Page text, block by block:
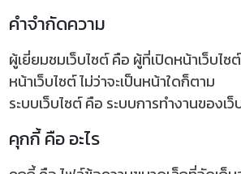
คำจำกัดความ
ผู้เยี่ยมชมเว็บไซต์ คือ ผู้ที่เปิดหน้าเว็บไ
หน้าเว็บไซต์ ไม่ว่าจะเป็นหน้าใดก็ตาม
ระบบเว็บไซต์ คือ ระบบการทำงานของเ
คุกกี้ คือ อะไร